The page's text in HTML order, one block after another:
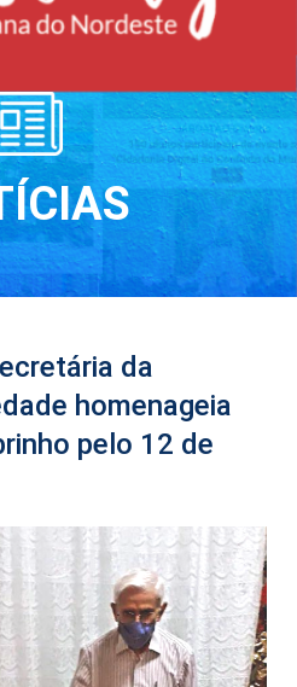
da
homenageia
pelo 12 de